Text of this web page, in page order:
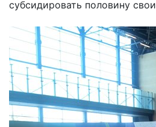
субсидировать половину